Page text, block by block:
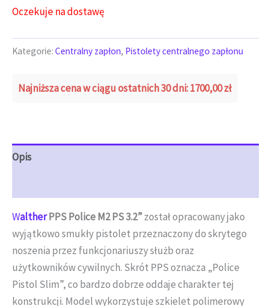
Oczekuje na dostawę
Kategorie: Centralny zapłon, Pistolety centralnego zapłonu
Najniższa cena w ciągu ostatnich 30 dni:1700,00zł
Opis
WaltherPPS Police M2 PS 3.2”został opracowany jako
wyjątkowo smukły pistolet przeznaczony do skrytego
noszenia przez funkcjonariuszy służb oraz
użytkowników cywilnych. Skrót PPS oznacza „Police
Pistol Slim”, co bardzo dobrze oddaje charakter tej
konstrukcji. Model wykorzystuje szkielet polimerowy